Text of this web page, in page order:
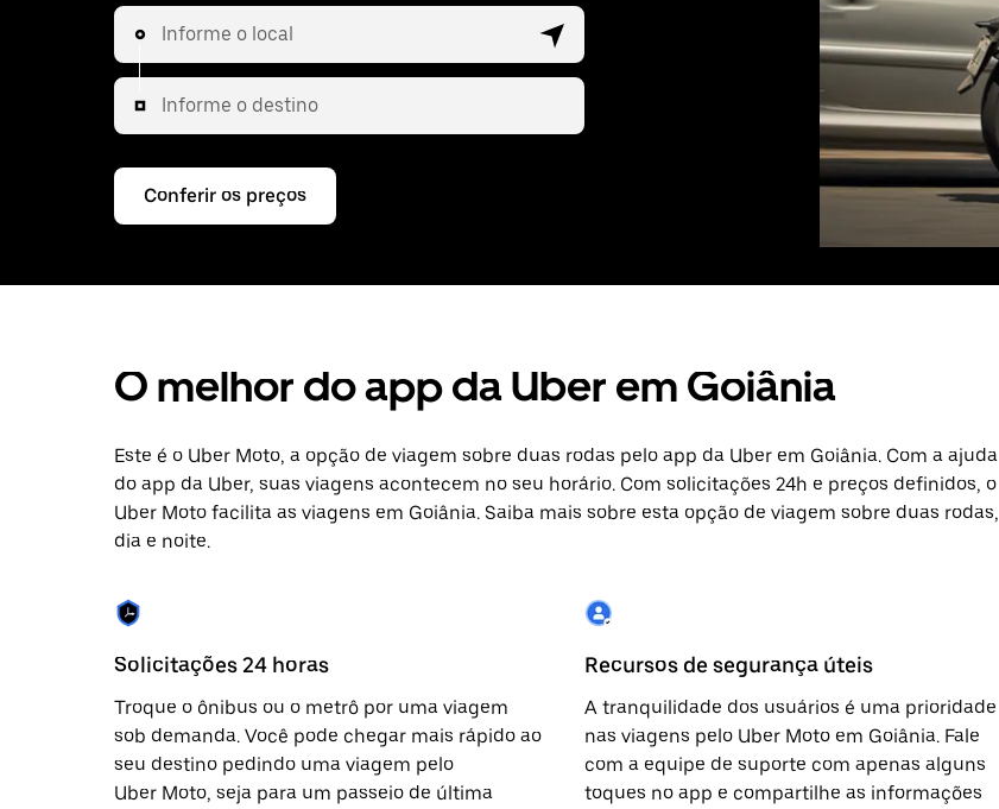
Informe o local
Informe o destino
Conferir os preços
O melhor do app da Uber em Goiânia
Este é o Uber Moto, a opção de viagem sobre duas rodas pelo app da Uber em Goiânia. Com a ajuda
do app da Uber, suas viagens acontecem no seu horário. Com solicitações 24h e preços definidos, o
Uber Moto facilita as viagens em Goiânia. Saiba mais sobre esta opção de viagem sobre duas rodas,
dia e noite.
Solicitações 24 horas
Troque o ônibus ou o metrô por uma viagem
sob demanda. Você pode chegar mais rápido ao
seu destino pedindo uma viagem pelo
Uber Moto, seja para um passeio de última
Recursos de segurança úteis
A tranquilidade dos usuários é uma prioridade
nas viagens pelo Uber Moto em Goiânia. Fale
com a equipe de suporte com apenas alguns
toques no app e compartilhe as informações